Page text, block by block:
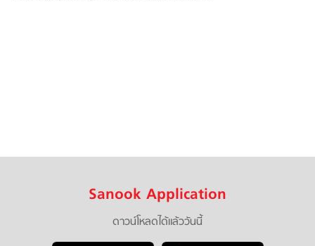
Sanook Application
ดาวน์โหลดได้แล้ววันนี้